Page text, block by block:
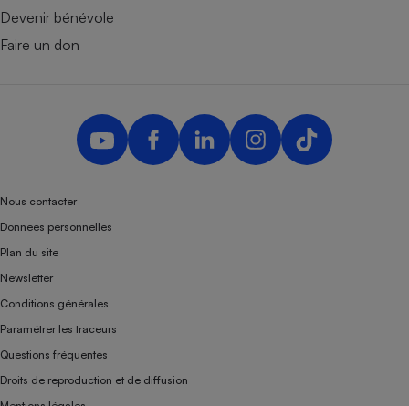
Devenir bénévole
Faire un don
Nous contacter
Données personnelles
Plan du site
Newsletter
Conditions générales
Paramétrer les traceurs
Questions fréquentes
Droits de reproduction et de diffusion